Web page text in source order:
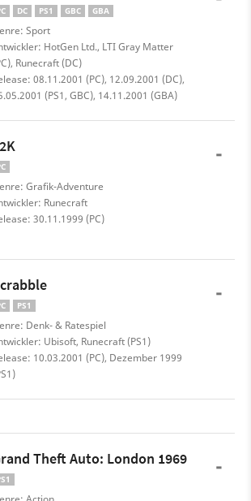
DC PS1 GBC GBA
Sport
HotGen Ltd., LTI Gray Matter
Runecraft (DC)
08.11.2001 (PC), 12.09.2001 (DC),
(PS1, GBC), 14.11.2001 (GBA)
Grafik-Adventure
Runecraft
30.11.1999 (PC)
-
PS1
Denk- & Ratespiel
Ubisoft, Runecraft (PS1)
10.03.2001 (PC), Dezember 1999
-
Theft Auto: London 1969 -